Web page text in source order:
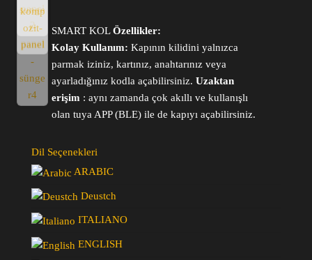
SMART KOLÖzellikler:
Kolay Kullanım: Kapının kilidini yalnızca
parmak iziniz, kartınız, anahtarınız veya
ayarladığınız kodla açabilirsiniz. Uzaktan
erişim: aynı zamanda çok akıllı ve kullanışlı
olan tuya APP (BLE) ile de kapıyı açabilirsiniz.
Dil Seçenekleri
ARABIC
Deustch
ITALIANO
ENGLISH